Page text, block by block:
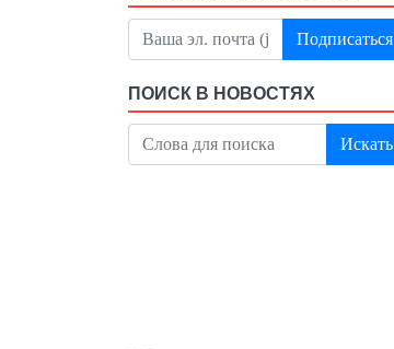
Подписаться
ПОИСК В НОВОСТЯХ
Искать